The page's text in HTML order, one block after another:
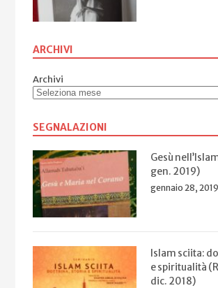
ARCHIVI
Archivi
SEGNALAZIONI
Gesù
gen. 2019)
gennaio 28, 2019
Islam sciita:
e spiritualità
dic. 2018)